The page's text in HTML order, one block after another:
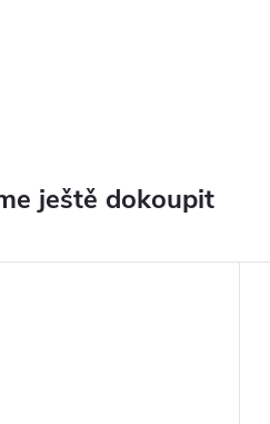
ještě dokoupit